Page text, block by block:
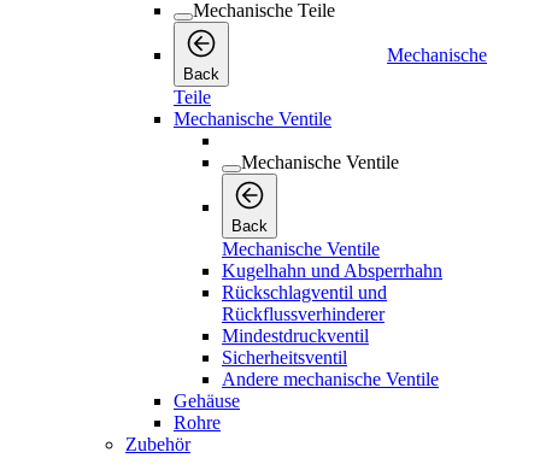
Rückschlagventil und
Mindestdruckventil
Sicherheitsventil
Andere mechanische Ventile
Gehäuse
Zubehör
Back
Schläuche
Dichtungen und Befestigungen